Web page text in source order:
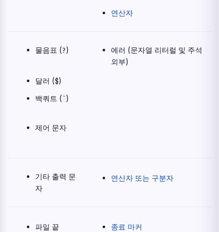
연산자
물음표 (?)
달러 ($)
백쿼트 (​`​ )
제어 문자
에러 (문자열 리터럴 및 주석
외부)
기타 출력 문
자
연산자 또는 구분자
파일 끝 종료 마커